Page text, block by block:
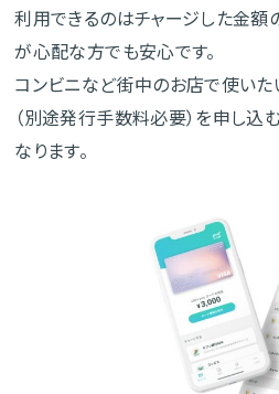
利用できるのはチャージした金額
が心配な方でも安心です。
コンビニなど街中のお店で使いた
（別途発行手数料必要）を申し込
なります。